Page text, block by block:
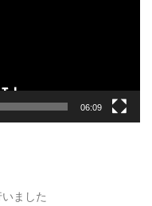
06:09
ました